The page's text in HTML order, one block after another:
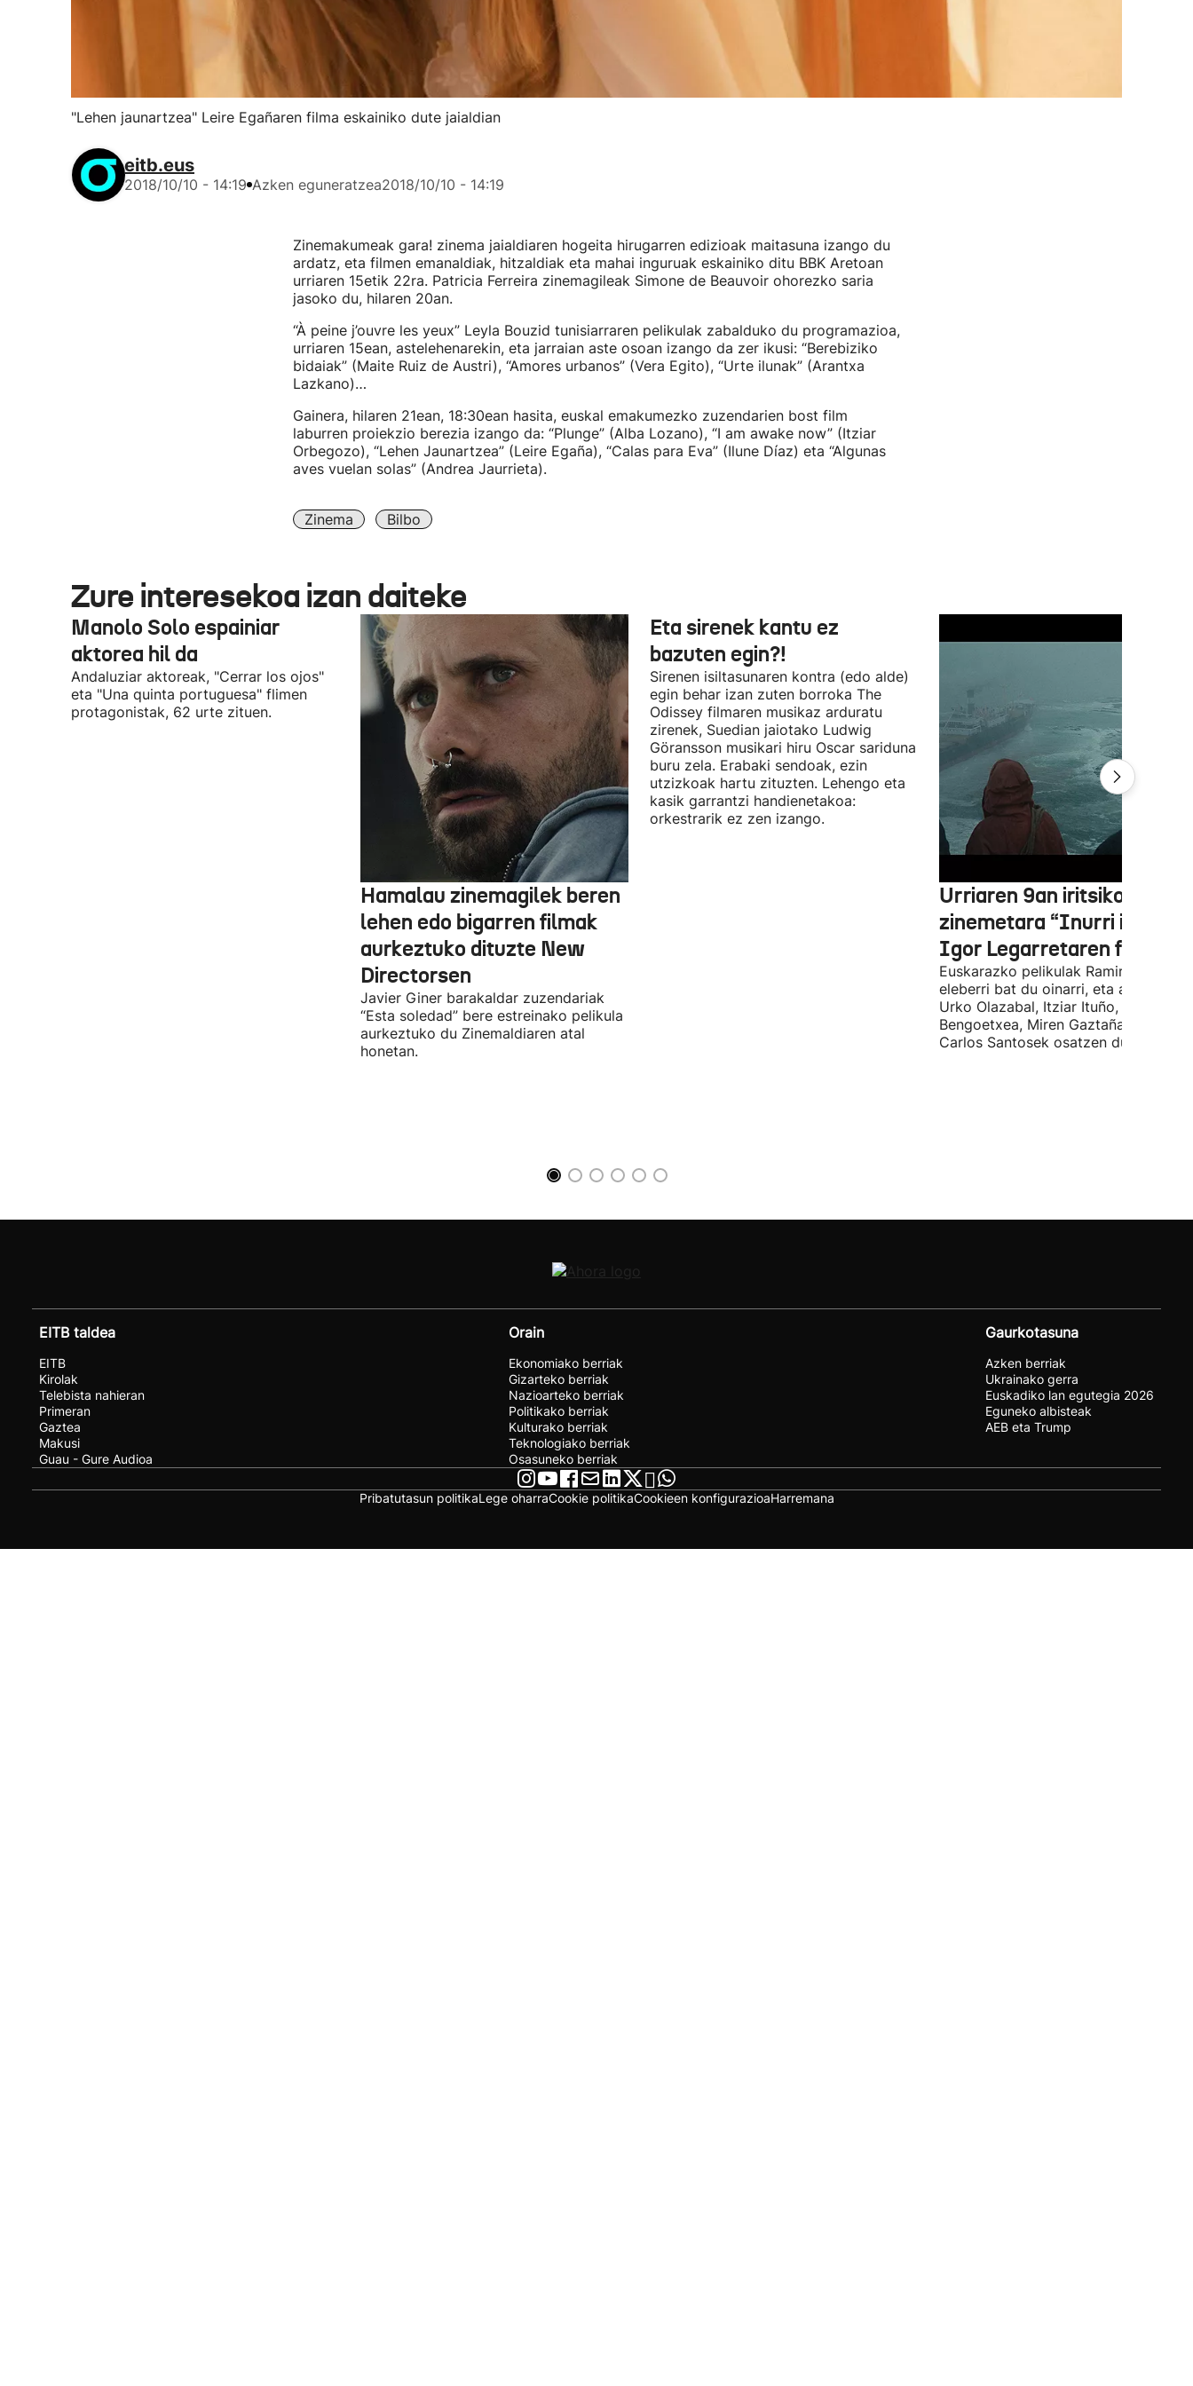
"Lehen jaunartzea" Leire Egañaren filma eskainiko dute jaialdian
eitb.eus
2018/10/10 - 14:19 Azken eguneratzea2018/10/10 - 14:19
Zinemakumeak gara! zinema jaialdiaren hogeita hirugarren edizioak maitasuna izango du
ardatz, eta filmen emanaldiak, hitzaldiak eta mahai inguruak eskainiko ditu BBK Aretoan
urriaren 15etik 22ra. Patricia Ferreira zinemagileak Simone de Beauvoir ohorezko saria
jasoko du, hilaren 20an.
“À peine j’ouvre les yeux” Leyla Bouzid tunisiarraren pelikulak zabalduko du programazioa,
urriaren 15ean, astelehenarekin, eta jarraian aste osoan izango da zer ikusi: “Berebiziko
bidaiak” (Maite Ruiz de Austri), “Amores urbanos” (Vera Egito), “Urte ilunak” (Arantxa
Lazkano)…
Gainera, hilaren 21ean, 18:30ean hasita, euskal emakumezko zuzendarien bost film
laburren proiekzio berezia izango da: “Plunge” (Alba Lozano), “I am awake now” (Itziar
Orbegozo), “Lehen Jaunartzea” (Leire Egaña), “Calas para Eva” (Ilune Díaz) eta “Algunas
aves vuelan solas” (Andrea Jaurrieta).
Zinema Bilbo
Zure interesekoa izan daiteke
Manolo Solo espainiar
aktorea hil da
Andaluziar aktoreak, "Cerrar los ojos"
eta "Una quinta portuguesa" flimen
protagonistak, 62 urte zituen.
Hamalau zinemagilek beren
lehen edo bigarren filmak
aurkeztuko dituzte New
Directorsen
Javier Giner barakaldar zuzendariak
“Esta soledad” bere estreinako pelikula
aurkeztuko du Zinemaldiaren atal
honetan.
Eta sirenek kantu ez
bazuten egin?!
Sirenen isiltasunaren kontra (edo alde)
egin behar izan zuten borroka The
Odissey filmaren musikaz arduratu
zirenek, Suedian jaiotako Ludwig
Göransson musikari hiru Oscar sariduna
buru zela. Erabaki sendoak, ezin
utzizkoak hartu zituzten. Lehengo eta
kasik garrantzi handienetakoa:
orkestrarik ez zen izango.
Urriaren 9an iritsiko da
zinemetara “Inurri itsuak”
Igor Legarretaren filma
Euskarazko pelikulak Ramiro
eleberri bat du oinarri, eta
Urko Olazabal, Itziar Ituño, Josean
Bengoetxea, Miren Gaztañaga eta
Carlos Santosek osatzen dute.
EITB taldea
EITB
Kirolak
Telebista nahieran
Primeran
Gaztea
Makusi
Guau - Gure Audioa
Orain
Ekonomiako berriak
Gizarteko berriak
Nazioarteko berriak
Politikako berriak
Kulturako berriak
Teknologiako berriak
Osasuneko berriak
Gaurkotasuna
Azken berriak
Ukrainako gerra
Euskadiko lan egutegia 2026
Eguneko albisteak
AEB eta Trump
Pribatutasun politikaLege oharraCookie politikaCookieen konfigurazioaHarremana